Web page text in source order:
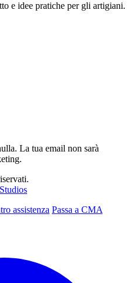
e idee pratiche per gli artigiani.
La tua email non sarà
assistenza Passa a CMA